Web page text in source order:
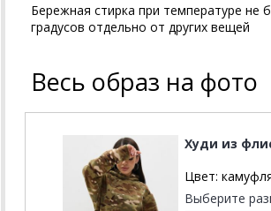
Бережная стирка при температуре не
градусов отдельно от других вещей
Весь образ на фото
Худи из
Цвет:
Выберите